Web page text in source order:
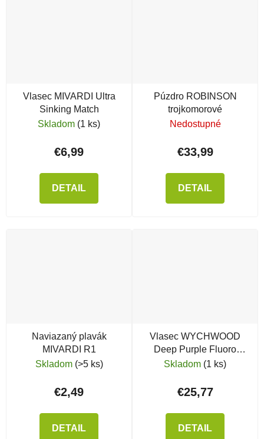
Vlasec MIVARDI Ultra
Sinking Match
Skladom (1 ks)
€6,99
DETAIL
Púzdro ROBINSON
trojkomorové
Nedostupné
€33,99
DETAIL
Naviazaný plavák
MIVARDI R1
Skladom (>5 ks)
€2,49
DETAIL
Vlasec WYCHWOOD
Deep Purple Fluoro
Coated Mono
Skladom (1 ks)
€25,77
DETAIL